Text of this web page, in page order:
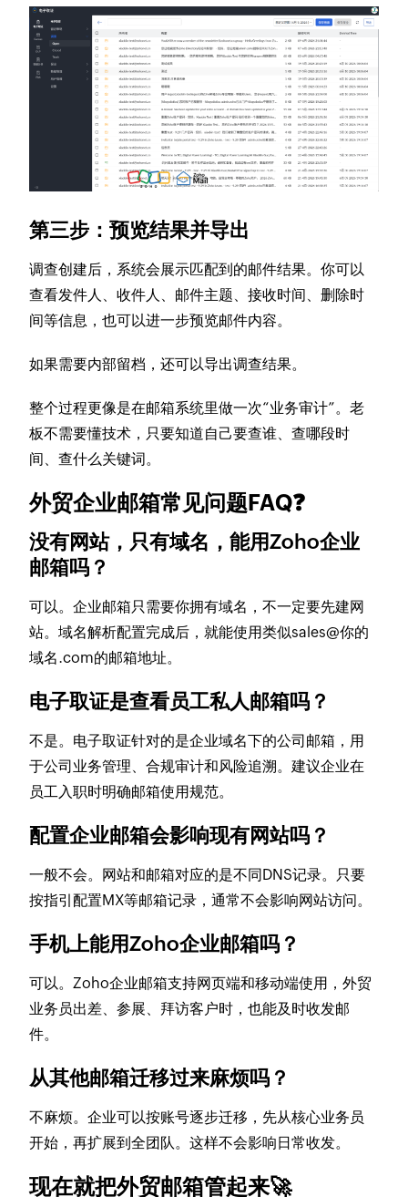
第三步：预览结果并导出
调查创建后，系统会展示匹配到的邮件结果。你可以
查看发件人、收件人、邮件主题、接收时间、删除时
间等信息，也可以进一步预览邮件内容。
如果需要内部留档，还可以导出调查结果。
整个过程更像是在邮箱系统里做一次“业务审计”。老
板不需要懂技术，只要知道自己要查谁、查哪段时
间、查什么关键词。
外贸企业邮箱常见问题FAQ❓
没有网站，只有域名，能用Zoho企业
邮箱吗？
可以。企业邮箱只需要你拥有域名，不一定要先建网
站。域名解析配置完成后，就能使用类似sales@你的
域名.com的邮箱地址。
电子取证是查看员工私人邮箱吗？
不是。电子取证针对的是企业域名下的公司邮箱，用
于公司业务管理、合规审计和风险追溯。建议企业在
员工入职时明确邮箱使用规范。
配置企业邮箱会影响现有网站吗？
一般不会。网站和邮箱对应的是不同DNS记录。只要
按指引配置MX等邮箱记录，通常不会影响网站访问。
手机上能用Zoho企业邮箱吗？
可以。Zoho企业邮箱支持网页端和移动端使用，外贸
业务员出差、参展、拜访客户时，也能及时收发邮
件。
从其他邮箱迁移过来麻烦吗？
不麻烦。企业可以按账号逐步迁移，先从核心业务员
开始，再扩展到全团队。这样不会影响日常收发。
现在就把外贸邮箱管起来🚀